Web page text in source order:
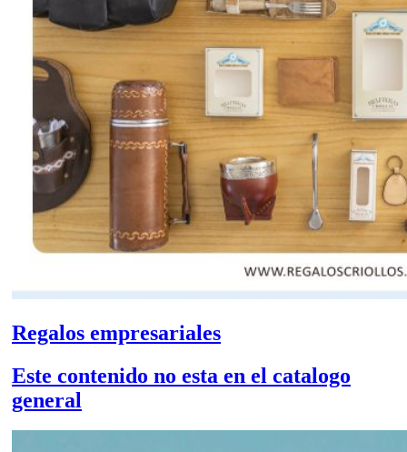
Regalos empresariales
Este contenido no esta en el catalogo
general